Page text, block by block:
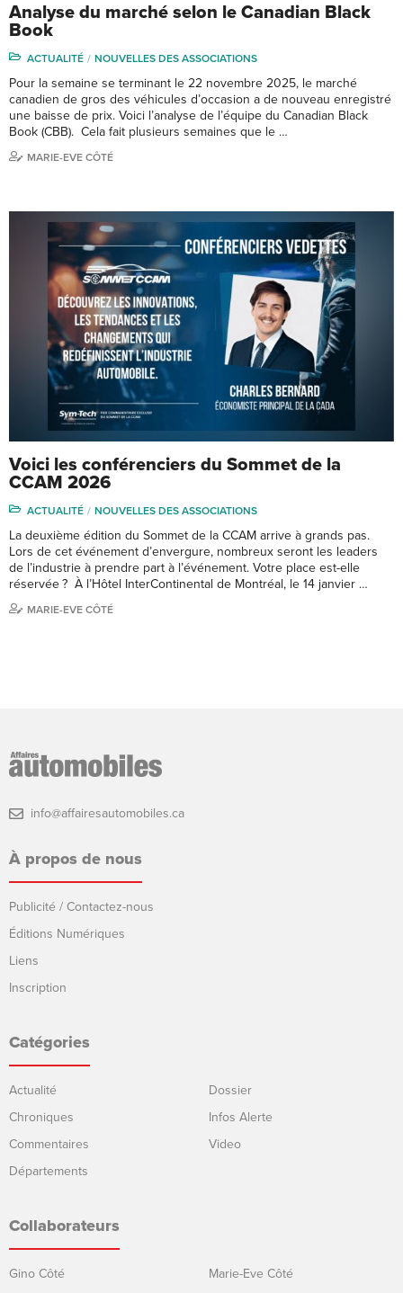
Analyse du marché selon le Canadian Black
Book
ACTUALITÉ NOUVELLES DES ASSOCIATIONS
Pour la semaine se terminant le 22 novembre 2025, le marché
canadien de gros des véhicules d’occasion a de nouveau enregistré
une baisse de prix. Voici l’analyse de l’équipe du Canadian Black
Book (CBB). Cela fait plusieurs semaines que le …
MARIE-EVE CÔTÉ
Voici les conférenciers du Sommet de la
CCAM 2026
ACTUALITÉ NOUVELLES DES ASSOCIATIONS
La deuxième édition du Sommet de la CCAM arrive à grands pas.
Lors de cet événement d’envergure, nombreux seront les leaders
de l’industrie à prendre part à l’événement. Votre place est-elle
réservée ? À l’Hôtel InterContinental de Montréal, le 14 janvier …
MARIE-EVE CÔTÉ
info@affairesautomobiles.ca
À propos de nous
Publicité / Contactez-nous
Éditions Numériques
Liens
Inscription
Catégories
Actualité
Chroniques
Commentaires
Départements
Dossier
Infos Alerte
Video
Collaborateurs
Gino Côté Marie-Eve Côté